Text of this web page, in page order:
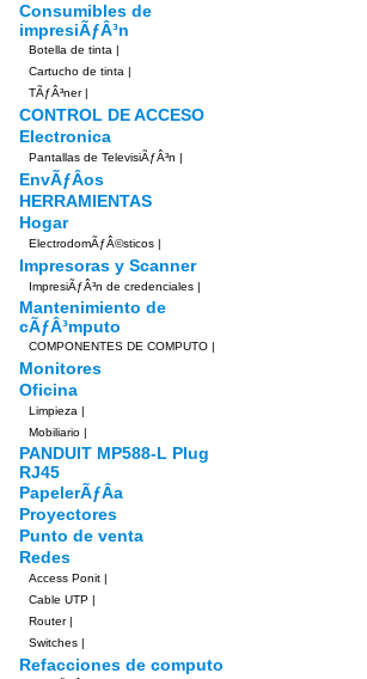
Consumibles de
impresiÃƒÂ³n
Botella de tinta |
Cartucho de tinta |
TÃƒÂ³ner|
CONTROL DE ACCESO
Electronica
Pantallas de TelevisiÃƒÂ³n |
EnvÃƒÂ­os
HERRAMIENTAS
Hogar
ElectrodomÃƒÂ©sticos |
Impresoras y Scanner
ImpresiÃƒÂ³n de credenciales |
Mantenimiento de
cÃƒÂ³mputo
COMPONENTES DE COMPUTO |
Monitores
Oficina
Limpieza |
Mobiliario |
PANDUIT MP588-L Plug
RJ45
PapelerÃƒÂ­a
Proyectores
Punto de venta
Redes
Access Ponit |
Cable UTP |
Router|
Switches |
Refacciones de computo